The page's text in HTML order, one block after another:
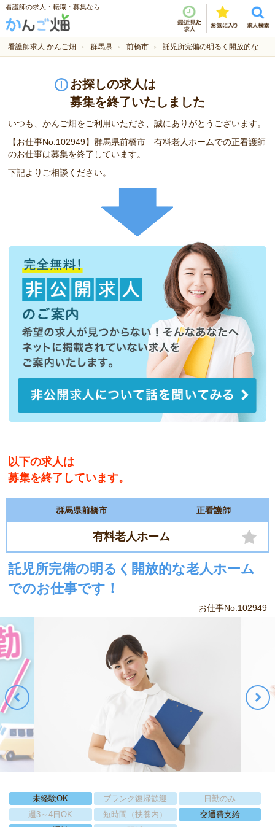
看護師の求人・転職・募集なら
看護師求人 かんご畑 群馬県 前橋市 託児所完備の明るく開放的な老人ホームでのお仕事です！
お探しの求人は
募集を終了いたしました
いつも、かんご畑をご利用いただき、誠にありがとうございます。
【お仕事No.102949】群馬県前橋市 有料老人ホームでの正看護師
のお仕事は募集を終了しています。
下記よりご相談ください。
以下の求人は
募集を終了しています。
群馬県前橋市 正看護師
有料老人ホーム
託児所完備の明るく開放的な老人ホーム
でのお仕事です！
お仕事No.102949
未経験OK ブランク復帰歓迎
日勤のみ
週3～4日OK
短時間（扶養内）
交通費支給